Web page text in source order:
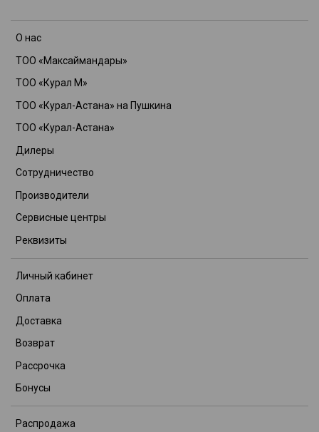
О нас
ТОО «Максаймандары»
ТОО «Курал М»
ТОО «Курал-Астана» на Пушкина
ТОО «Курал-Астана»
Дилеры
Сотрудничество
Производители
Сервисные центры
Реквизиты
Личный кабинет
Оплата
Доставка
Возврат
Рассрочка
Бонусы
Распродажа